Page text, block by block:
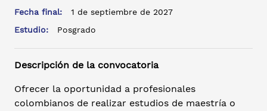
Fecha final:
1 de septiembre de 2027
Estudio:
Posgrado
Descripción de la convocatoria
Ofrecer la oportunidad a profesionales
colombianos de realizar estudios de maestría o